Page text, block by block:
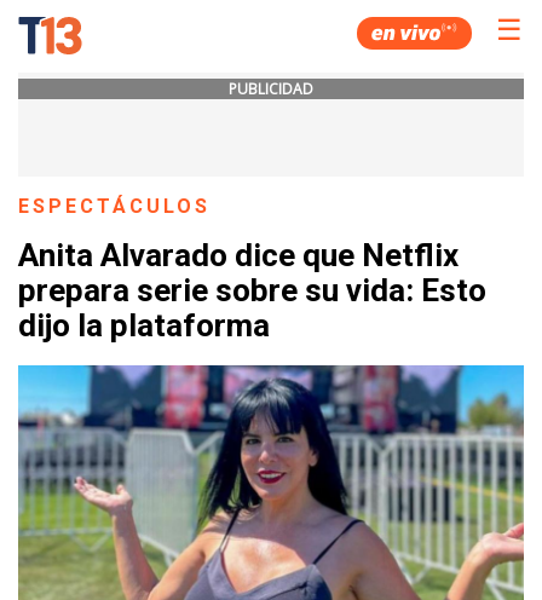
☰
PUBLICIDAD
ESPECTÁCULOS
Anita Alvarado dice que Netflix
prepara serie sobre su vida: Esto
dijo la plataforma